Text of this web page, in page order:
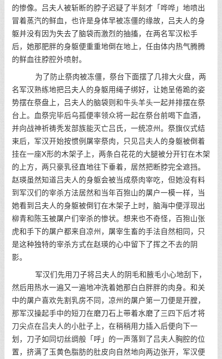
的惨像。吕夫人被斩断的脖子迟疑了半刻才「哗哗」地喷出
冒着蒸汽的鲜血，也许是身体早被冻僵的缘故，吕夫人的身
躯并没有因为失去了脑袋而激烈的抽搐，在两名军汉松手
后，她那肥胖的身躯便重重地倒在地上，任由体内热气腾腾
的鲜血往脖腔外喷射。
为了防止祭肉被冻僵，祭台下面摆了几排大火盘，两
名军汉熟练地把吕夫人的身躯用绳子绑好，让她呈倦跪的姿
势摆在祭盘上，吕夫人的脑袋则和牛头羊头一起并排摆在祭
台上。血祭完毕后乌孤便率领众将一起在祭台前喝下血酒，
并向战神祈祷秃发部族能灭亡吕氏，一统凉州。祭旗仪式结
束后，军汉开始按惯例屠宰祭肉，只见吕夫人的身躯被倒着
挂在一座X形的木架子上，两条白花花的大腿被分开钉在木架
的上方，两只豪乳径直地往下垂着，居然把断脖完全遮挡。
赵瑛虽然知道吕夫人的身躯会被当成祭肉宰吃，但她没有料
到军汉们的宰杀方法居然和当年百狍山的屠户一模一样，当
她看到吕夫人的身躯被倒钉在木架子上时，脑海中便浮现出
柳青和陈玉被屠户们宰杀的惨状。想来也不奇怪，百狍山张
虎和手下的屠户都来自凉州，屠宰生畜的手法自然相同，只
是这种独特的宰杀方式在赵瑛的心中留下了挥之不去的阴
影。
军汉们先用刀子将吕夫人的阴毛和腋毛小心地刮下，
然后用热水一遍又一遍地冲洗着她那白白胖胖的肉身。和关
中的屠户喜欢先割乳房不同，凉州的屠户第一刀便是开膛，
那军汉操起手中的短刀在磨刀石上带着水磨了三四下后才将
刀尖点在吕夫人的小肚子上，在稍稍用力插入后便向下一
划，刀子如同切丝绸般「呼」的一声落到了吕夫人胸腔的位
置，挤满了玉黄色脂肪的肚皮向自然地向两边张开，军汉便